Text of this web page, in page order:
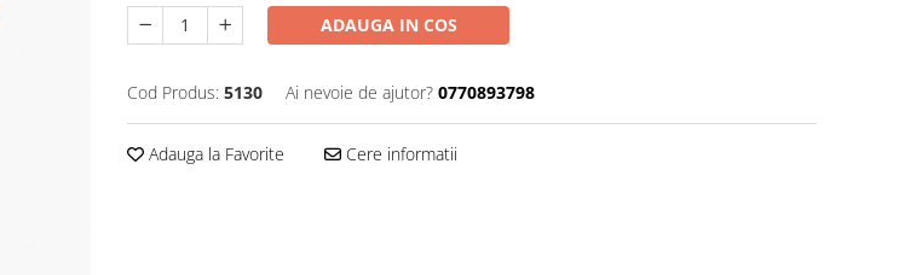
ADAUGA IN COS
Cod Produs: 5130 Ai nevoie de ajutor? 0770893798
Adauga la Favorite Cere informatii